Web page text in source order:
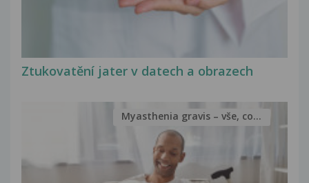
Ztukovatění jater v datech a obrazech
Myasthenia gravis – vše, co...